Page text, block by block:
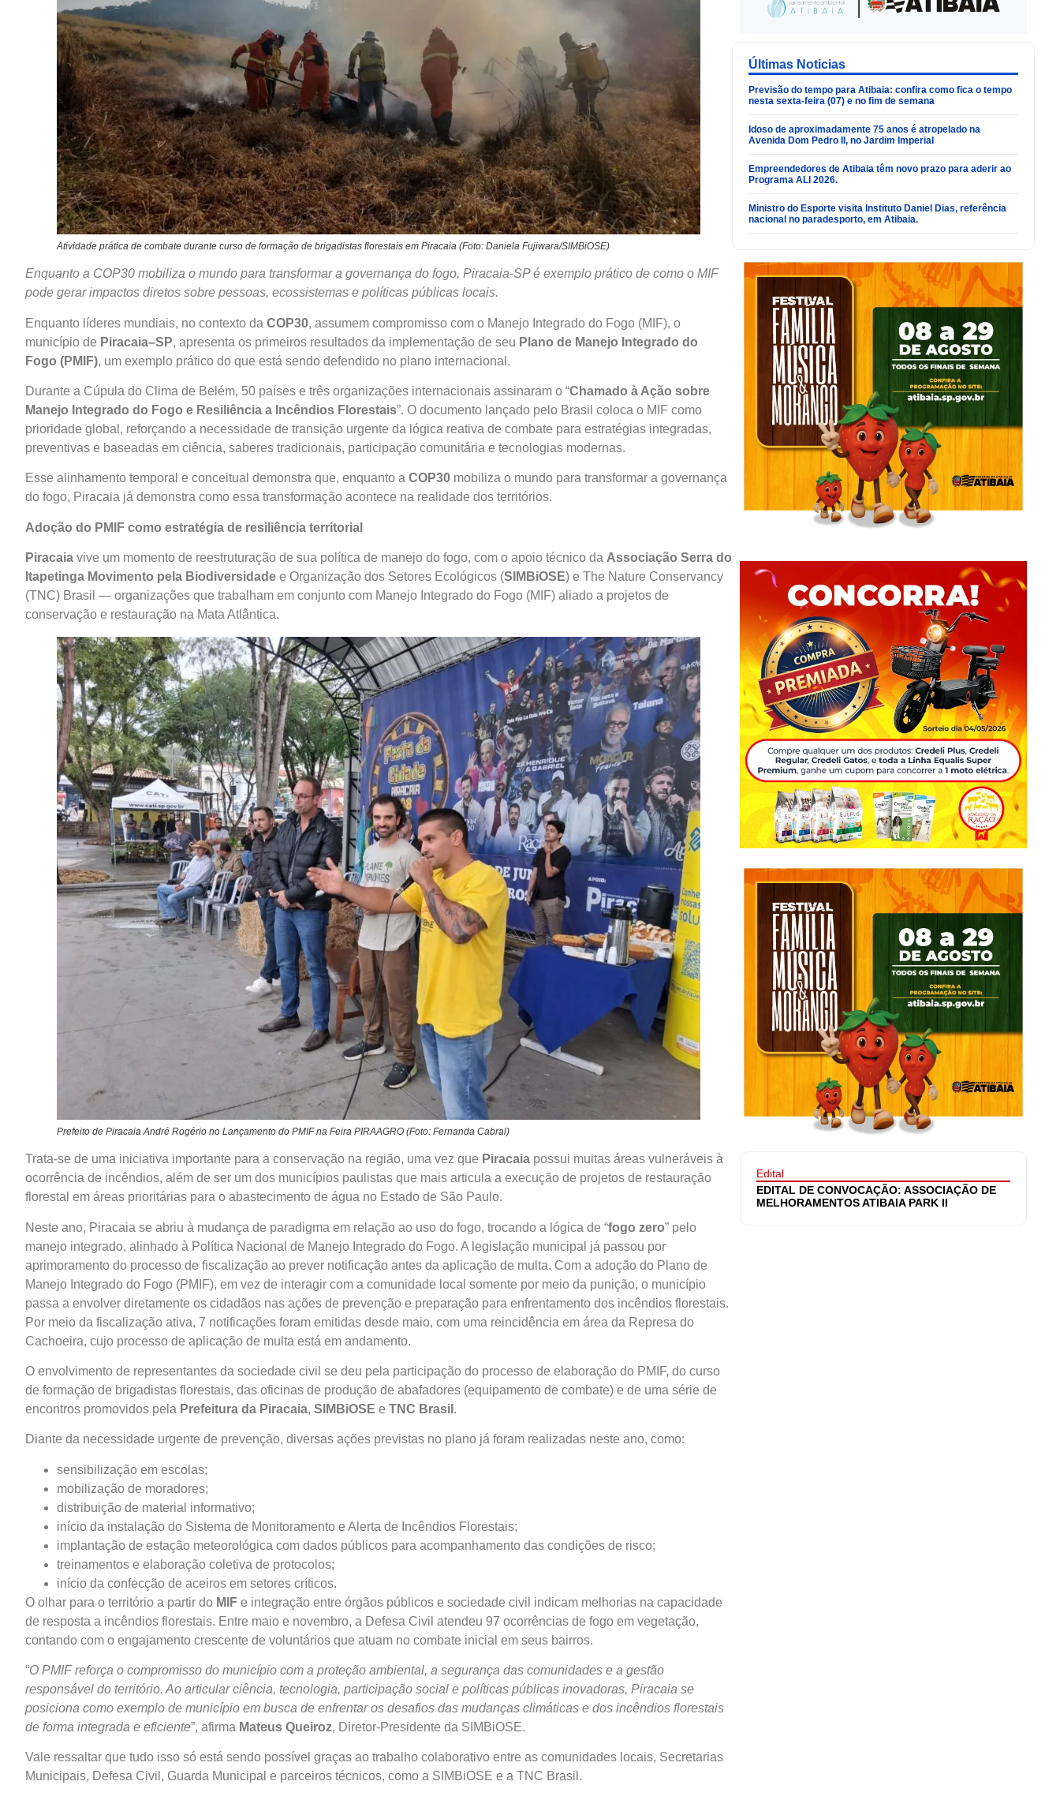
Atividade prática de combate durante curso de formação de brigadistas florestais em Piracaia (Foto: Daniela Fujiwara/SIMBiOSE)
Enquanto a COP30 mobiliza o mundo para transformar a governança do fogo, Piracaia-SP é exemplo prático de como o MIF
pode gerar impactos diretos sobre pessoas, ecossistemas e políticas públicas locais.
Enquanto líderes mundiais, no contexto da COP30, assumem compromisso com o Manejo Integrado do Fogo (MIF), o
município de Piracaia–SP, apresenta os primeiros resultados da implementação de seu Plano de Manejo Integrado do
Fogo (PMIF), um exemplo prático do que está sendo defendido no plano internacional.
Durante a Cúpula do Clima de Belém, 50 países e três organizações internacionais assinaram o “Chamado à Ação sobre
Manejo Integrado do Fogo e Resiliência a Incêndios Florestais”. O documento lançado pelo Brasil coloca o MIF como
prioridade global, reforçando a necessidade de transição urgente da lógica reativa de combate para estratégias integradas,
preventivas e baseadas em ciência, saberes tradicionais, participação comunitária e tecnologias modernas.
Esse alinhamento temporal e conceitual demonstra que, enquanto a COP30 mobiliza o mundo para transformar a governança
do fogo, Piracaia já demonstra como essa transformação acontece na realidade dos territórios.
Adoção do PMIF como estratégia de resiliência territorial
Piracaia vive um momento de reestruturação de sua política de manejo do fogo, com o apoio técnico da Associação Serra do
Itapetinga Movimento pela Biodiversidade e Organização dos Setores Ecológicos (SIMBiOSE) e The Nature Conservancy
(TNC) Brasil — organizações que trabalham em conjunto com Manejo Integrado do Fogo (MIF) aliado a projetos de
conservação e restauração na Mata Atlântica.
Prefeito de Piracaia André Rogério no Lançamento do PMIF na Feira PIRAAGRO (Foto: Fernanda Cabral)
Trata-se de uma iniciativa importante para a conservação na região, uma vez que Piracaia possui muitas áreas vulneráveis à
ocorrência de incêndios, além de ser um dos municípios paulistas que mais articula a execução de projetos de restauração
florestal em áreas prioritárias para o abastecimento de água no Estado de São Paulo.
Neste ano, Piracaia se abriu à mudança de paradigma em relação ao uso do fogo, trocando a lógica de “fogo zero” pelo
manejo integrado, alinhado à Política Nacional de Manejo Integrado do Fogo. A legislação municipal já passou por
aprimoramento do processo de fiscalização ao prever notificação antes da aplicação de multa. Com a adoção do Plano de
Manejo Integrado do Fogo (PMIF), em vez de interagir com a comunidade local somente por meio da punição, o município
passa a envolver diretamente os cidadãos nas ações de prevenção e preparação para enfrentamento dos incêndios florestais.
Por meio da fiscalização ativa, 7 notificações foram emitidas desde maio, com uma reincidência em área da Represa do
Cachoeira, cujo processo de aplicação de multa está em andamento.
O envolvimento de representantes da sociedade civil se deu pela participação do processo de elaboração do PMIF, do curso
de formação de brigadistas florestais, das oficinas de produção de abafadores (equipamento de combate) e de uma série de
encontros promovidos pela Prefeitura da Piracaia, SIMBiOSE e TNC Brasil .
Diante da necessidade urgente de prevenção, diversas ações previstas no plano já foram realizadas neste ano, como:
sensibilização em escolas;
mobilização de moradores;
distribuição de material informativo;
início da instalação do Sistema de Monitoramento e Alerta de Incêndios Florestais;
implantação de estação meteorológica com dados públicos para acompanhamento das condições de risco;
treinamentos e elaboração coletiva de protocolos;
início da confecção de aceiros em setores críticos.
O olhar para o território a partir do MIF e integração entre órgãos públicos e sociedade civil indicam melhorias na capacidade
de resposta a incêndios florestais. Entre maio e novembro, a Defesa Civil atendeu 97 ocorrências de fogo em vegetação,
contando com o engajamento crescente de voluntários que atuam no combate inicial em seus bairros.
“O PMIF reforça o compromisso do município com a proteção ambiental, a segurança das comunidades e a gestão
responsável do território. Ao articular ciência, tecnologia, participação social e políticas públicas inovadoras, Piracaia se
posiciona como exemplo de município em busca de enfrentar os desafios das mudanças climáticas e dos incêndios florestais
de forma integrada e eficiente”, afirma Mateus Queiroz, Diretor-Presidente da SIMBiOSE.
Vale ressaltar que tudo isso só está sendo possível graças ao trabalho colaborativo entre as comunidades locais, Secretarias
Municipais, Defesa Civil, Guarda Municipal e parceiros técnicos, como a SIMBiOSE e a TNC Brasil.
Últimas Noticias
Previsão do tempo para Atibaia: confira como fica o tempo
nesta sexta-feira (07) e no fim de semana
Idoso de aproximadamente 75 anos é atropelado na
Avenida Dom Pedro II, no Jardim Imperial
Empreendedores de Atibaia têm novo prazo para aderir ao
Programa ALI 2026.
Ministro do Esporte visita Instituto Daniel Dias, referência
nacional no paradesporto, em Atibaia.
Edital
EDITAL DE CONVOCAÇÃO: ASSOCIAÇÃO DE
MELHORAMENTOS ATIBAIA PARK II